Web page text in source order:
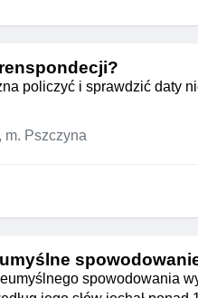
policzyć i sprawdzić daty
m. Pszczyna
spowodowania